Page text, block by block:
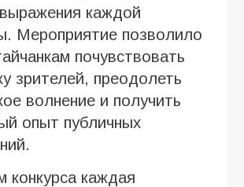
каждой
Мероприятие позволило
почувствовать
зрителей, преодолеть
волнение и получить
опыт публичных
конкурса каждая